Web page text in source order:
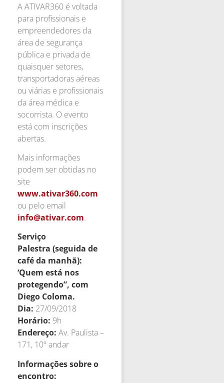
A ATIVAR360 é voltada
para profissionais e
empreendedores da
área de segurança
pública e privada de
quaisquer setores,
transportadoras aéreas
ou viárias e profissionais
da área médica e
socorrista. O evento
está com inscrições
abertas.
Mais informações
podem ser obtidas no
site
www.ativar360.com
ou pelo email
info@ativar.com.
Serviço
Palestra (seguida de
café da manhã):
‘Quem está nos
protegendo”, com
Diego Coloma.
Dia: 27/09/2018
Horário: 9h
Endereço: Av. Paulista –
171, 10º andar
Informações sobre o
encontro: